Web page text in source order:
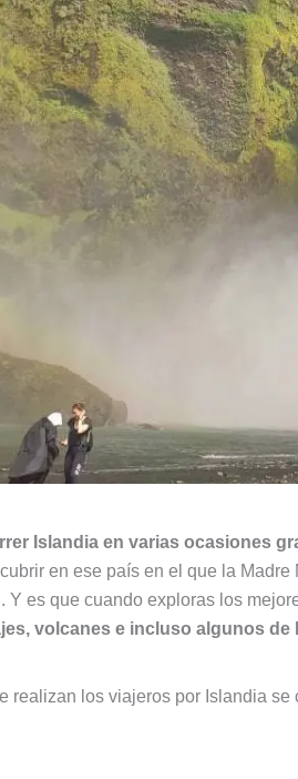
Islandia en varias ocasiones
en ese país en el que la
Y es que cuando exploras los
volcanes e incluso algunos
realizan los viajeros por Islandia